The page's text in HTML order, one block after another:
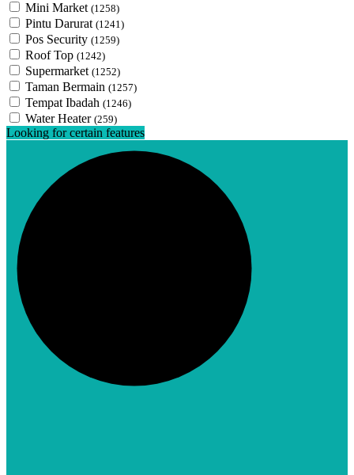
Mini Market (1258)
Pintu Darurat (1241)
Pos Security (1259)
Roof Top (1242)
Supermarket (1252)
Taman Bermain (1257)
Tempat Ibadah (1246)
Water Heater (259)
Looking for certain features